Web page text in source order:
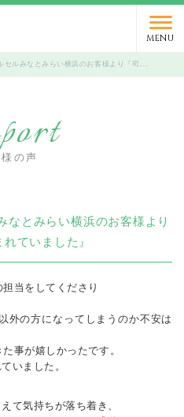
MENU
時 / 定休日 火曜日
い横浜のお客様より『司会者さんの優しさに包まれていました』
の声
なとみらい横浜のお客様より
ていました』
当をしてくださり
外の方になってしまうのか不安は
事が嬉しかったです。
いました。
て気持ちが落ち着き、